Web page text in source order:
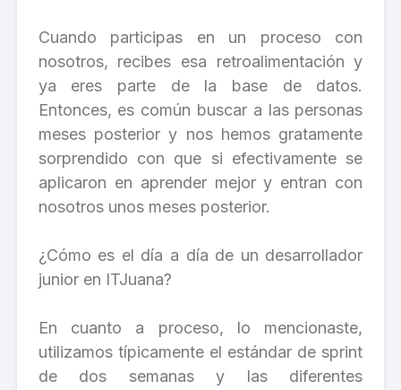
Cuando participas en un proceso con
nosotros, recibes esa retroalimentación y
ya eres parte de la base de datos.
Entonces, es común buscar a las personas
meses posterior y nos hemos gratamente
sorprendido con que si efectivamente se
aplicaron en aprender mejor y entran con
nosotros unos meses posterior.
¿Cómo es el día a día de un desarrollador
junior en ITJuana?
En cuanto a proceso, lo mencionaste,
utilizamos típicamente el estándar de sprint
de dos semanas y las diferentes